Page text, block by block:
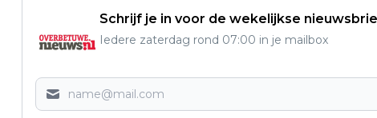
Schrijf je in voor de wekelijkse
Iedere zaterdag rond 07:00 in je mailbox